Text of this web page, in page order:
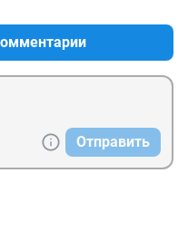
Отправить